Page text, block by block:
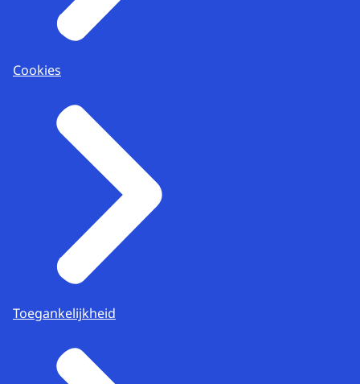
Cookies
Toegankelijkheid